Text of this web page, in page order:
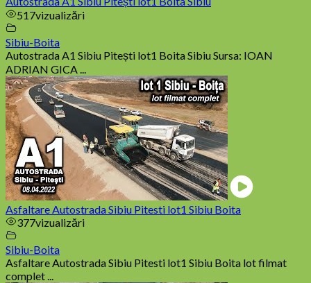
517vizualizări
Sibiu-Boita
Autostrada A1 Sibiu Pitești lot1 Boita Sibiu Sursa: IOAN
ADRIAN GICA ...
Asfaltare Autostrada Sibiu Pitesti lot1 Sibiu Boita
377vizualizări
Sibiu-Boita
Asfaltare Autostrada Sibiu Pitesti lot1 Sibiu Boita lot filmat
complet ...